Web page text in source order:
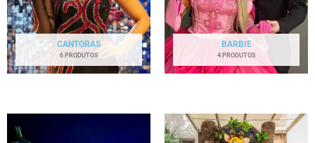
CANTORAS
6 PRODUTOS
BARBIE
4 PRODUTOS